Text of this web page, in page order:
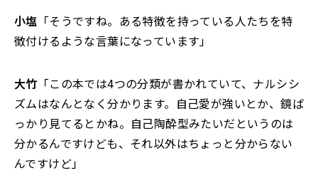
小塩 「そうですね。ある特徴を持っている人たちを特
徴付けるような言葉になっています」
大竹 「この本では4つの分類が書かれていて、ナルシシ
ズムはなんとなく分かります。自己愛が強いとか、鏡ば
っかり見てるとかね。自己陶酔型みたいだというのは
分かるんですけども、それ以外はちょっと分からない
んですけど」